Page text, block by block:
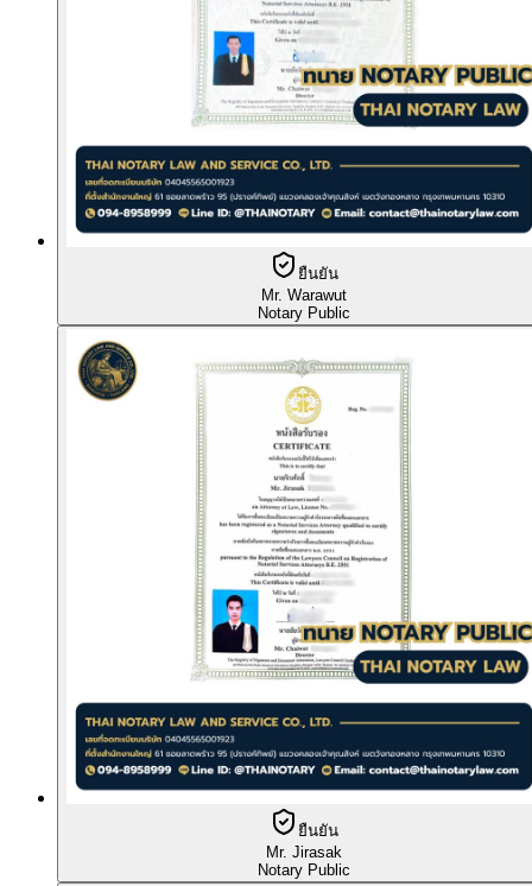
ยืนยัน
Mr. Warawut
Notary Public
ยืนยัน
Mr. Jirasak
Notary Public